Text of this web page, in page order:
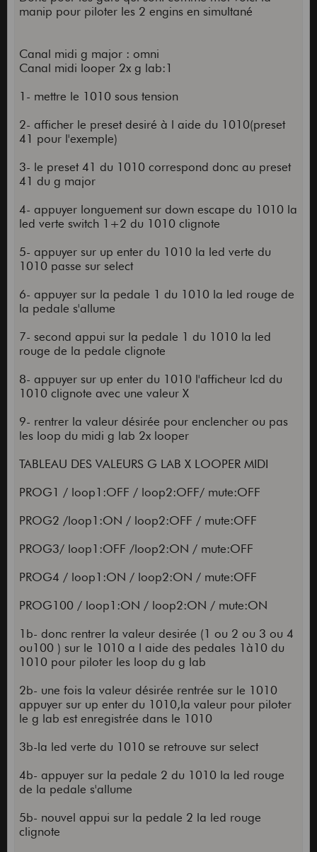
manip pour piloter les 2 engins en simultané
Canal midi g major : omni
Canal midi looper 2x g lab:1
1- mettre le 1010 sous tension
2- afficher le preset desiré à l aide du 1010(preset
41 pour l'exemple)
3- le preset 41 du 1010 correspond donc au preset
41 du g major
4- appuyer longuement sur down escape du 1010 la
led verte switch 1+2 du 1010 clignote
5- appuyer sur up enter du 1010 la led verte du
1010 passe sur select
6- appuyer sur la pedale 1 du 1010 la led rouge de
la pedale s'allume
7- second appui sur la pedale 1 du 1010 la led
rouge de la pedale clignote
8- appuyer sur up enter du 1010 l'afficheur lcd du
1010 clignote avec une valeur X
9- rentrer la valeur désirée pour enclencher ou pas
les loop du midi g lab 2x looper
TABLEAU DES VALEURS G LAB X LOOPER MIDI
PROG1 / loop1:OFF / loop2:OFF/ mute:OFF
PROG2 /loop1:ON / loop2:OFF / mute:OFF
PROG3/ loop1:OFF /loop2:ON / mute:OFF
PROG4 / loop1:ON / loop2:ON / mute:OFF
PROG100 / loop1:ON / loop2:ON / mute:ON
1b- donc rentrer la valeur desirée (1 ou 2 ou 3 ou 4
ou100 ) sur le 1010 a l aide des pedales 1à10 du
1010 pour piloter les loop du g lab
2b- une fois la valeur désirée rentrée sur le 1010
appuyer sur up enter du 1010,la valeur pour piloter
le g lab est enregistrée dans le 1010
3b-la led verte du 1010 se retrouve sur select
4b- appuyer sur la pedale 2 du 1010 la led rouge
de la pedale s'allume
5b- nouvel appui sur la pedale 2 la led rouge
clignote